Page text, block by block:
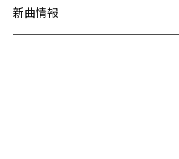
新曲情報